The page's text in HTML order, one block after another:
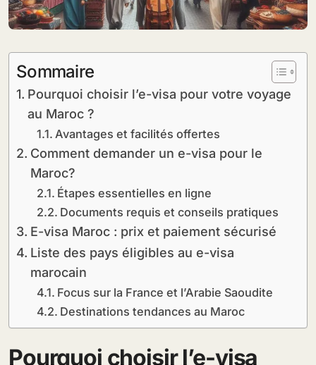
Sommaire
Pourquoi choisir l’e-visa pour votre voyage
au Maroc ?
Avantages et facilités offertes
Comment demander un e-visa pour le
Maroc?
Étapes essentielles en ligne
Documents requis et conseils pratiques
E-visa Maroc : prix et paiement sécurisé
Liste des pays éligibles au e-visa
marocain
Focus sur la France et l’Arabie Saoudite
Destinations tendances au Maroc
Pourquoi choisir l’e-visa